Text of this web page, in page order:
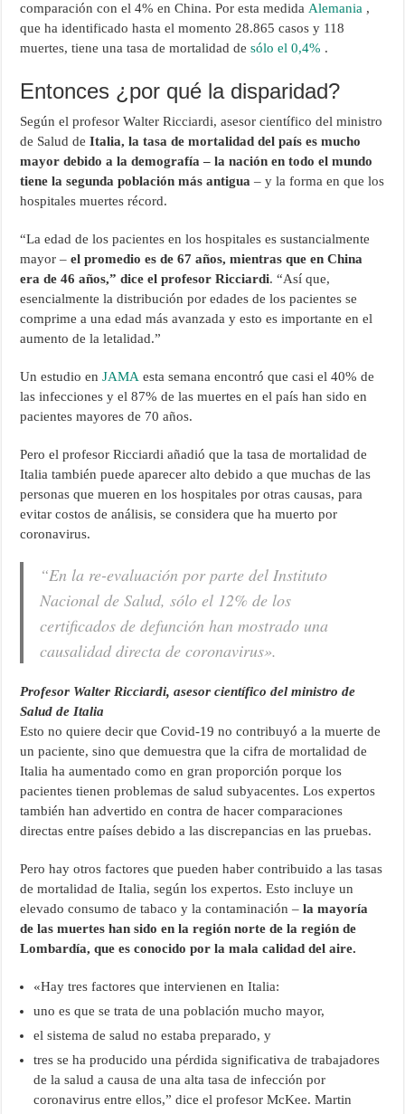
comparación con el 4% en China. Por esta medidaAlemania ,
que ha identificado hasta el momento 28.865 casos y 118
muertes, tiene una tasa de mortalidad desólo el 0,4% .
Entonces ¿por qué la disparidad?
Según el profesor Walter Ricciardi, asesor científico del ministro
de Salud de Italia, la tasa de mortalidad del país es mucho
mayor debido a la demografía – la nación en todo el mundo
tiene la segunda población más antigua – y la forma en que los
hospitales muertes récord.
“La edad de los pacientes en los hospitales es sustancialmente
mayor –el promedio es de 67 años, mientras que en China
era de 46 años,” dice el profesor Ricciardi. “Así que,
esencialmente la distribución por edades de los pacientes se
comprime a una edad más avanzada y esto es importante en el
aumento de la letalidad.”
Un estudio enJAMA esta semana encontró que casi el 40% de
las infecciones y el 87% de las muertes en el país han sido en
pacientes mayores de 70 años.
Pero el profesor Ricciardi añadió que la tasa de mortalidad de
Italia también puede aparecer alto debido a que muchas de las
personas que mueren en los hospitales por otras causas, para
evitar costos de análisis, se considera que ha muerto por
coronavirus.
“En la re-evaluación por parte del Instituto
Nacional de Salud, sólo el 12% de los
certificados de defunción han mostrado una
causalidad directa de coronavirus».
Profesor Walter Ricciardi, asesor científico del ministro de
Salud de Italia
Esto no quiere decir que Covid-19 no contribuyó a la muerte de
un paciente, sino que demuestra que la cifra de mortalidad de
Italia ha aumentado como en gran proporción porque los
pacientes tienen problemas de salud subyacentes. Los expertos
también han advertido en contra de hacer comparaciones
directas entre países debido a las discrepancias en las pruebas.
Pero hay otros factores que pueden haber contribuido a las tasas
de mortalidad de Italia, según los expertos. Esto incluye un
elevado consumo de tabaco y la contaminación –la mayoría
de las muertes han sido en la región norte de la región de
Lombardía, que es conocido por la mala calidad del aire.
«Hay tres factores que intervienen en Italia:
uno es que se trata de una población mucho mayor,
el sistema de salud no estaba preparado, y
tres se ha producido una pérdida significativa de trabajadores
de la salud a causa de una alta tasa de infección por
coronavirus entre ellos,” dice el profesor McKee. Martin